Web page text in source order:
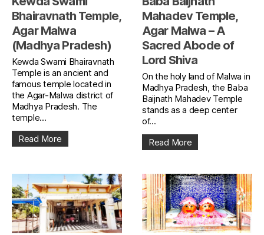
Bhairavnath Temple,
Agar Malwa
(Madhya Pradesh)
Kewda Swami Bhairavnath
Temple is an ancient and
famous temple located in
the Agar-Malwa district of
Madhya Pradesh. The
temple...
Read More
Mahadev Temple,
Agar Malwa – A
Sacred Abode of
Lord Shiva
On the holy land of Malwa in
Madhya Pradesh, the Baba
Baijnath Mahadev Temple
stands as a deep center
of...
Read More